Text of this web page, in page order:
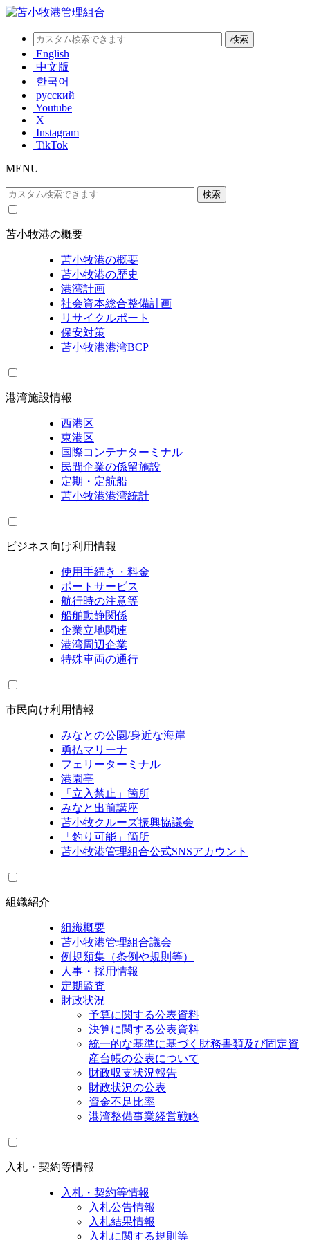
English
中文版
한국어
русский
Youtube
X
Instagram
TikTok
MENU
苫小牧港の概要
苫小牧港の概要
苫小牧港の歴史
港湾計画
社会資本総合整備計画
リサイクルポート
保安対策
苫小牧港港湾BCP
港湾施設情報
西港区
東港区
国際コンテナターミナル
民間企業の係留施設
定期・定航船
苫小牧港港湾統計
ビジネス向け利用情報
使用手続き・料金
ポートサービス
航行時の注意等
船舶動静関係
企業立地関連
港湾周辺企業
特殊車両の通行
市民向け利用情報
みなとの公園/身近な海岸
勇払マリーナ
フェリーターミナル
港園亭
「立入禁止」箇所
みなと出前講座
苫小牧クルーズ振興協議会
「釣り可能」箇所
苫小牧港管理組合公式SNSアカウント
組織紹介
組織概要
苫小牧港管理組合議会
例規類集（条例や規則等）
人事・採用情報
定期監査
財政状況
予算に関する公表資料
決算に関する公表資料
統一的な基準に基づく財務書類及び固定資
産台帳の公表について
財政収支状況報告
財政状況の公表
資金不足比率
港湾整備事業経営戦略
入札・契約等情報
入札・契約等情報
入札公告情報
入札結果情報
入札に関する規則等